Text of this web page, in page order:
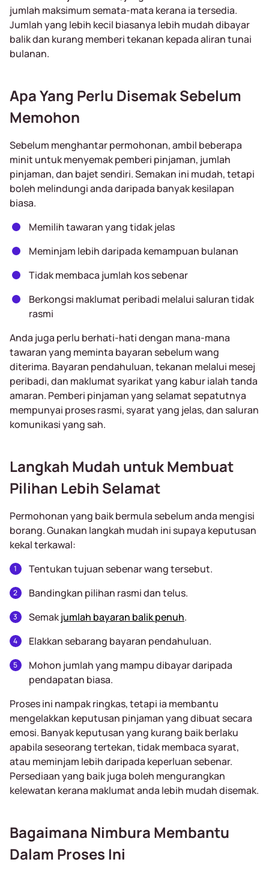
jumlah maksimum semata-mata kerana ia tersedia.
Jumlah yang lebih kecil biasanya lebih mudah dibayar
balik dan kurang memberi tekanan kepada aliran tunai
bulanan.
Apa Yang Perlu Disemak Sebelum
Memohon
Sebelum menghantar permohonan, ambil beberapa
minit untuk menyemak pemberi pinjaman, jumlah
pinjaman, dan bajet sendiri. Semakan ini mudah, tetapi
boleh melindungi anda daripada banyak kesilapan
biasa.
Memilih tawaran yang tidak jelas
Meminjam lebih daripada kemampuan bulanan
Tidak membaca jumlah kos sebenar
Berkongsi maklumat peribadi melalui saluran tidak
rasmi
Anda juga perlu berhati-hati dengan mana-mana
tawaran yang meminta bayaran sebelum wang
diterima. Bayaran pendahuluan, tekanan melalui mesej
peribadi, dan maklumat syarikat yang kabur ialah tanda
amaran. Pemberi pinjaman yang selamat sepatutnya
mempunyai proses rasmi, syarat yang jelas, dan saluran
komunikasi yang sah.
Langkah Mudah untuk Membuat
Pilihan Lebih Selamat
Permohonan yang baik bermula sebelum anda mengisi
borang. Gunakan langkah mudah ini supaya keputusan
kekal terkawal:
Tentukan tujuan sebenar wang tersebut.
Bandingkan pilihan rasmi dan telus.
Semakjumlah bayaran balik penuh.
Elakkan sebarang bayaran pendahuluan.
Mohon jumlah yang mampu dibayar daripada
pendapatan biasa.
Proses ini nampak ringkas, tetapi ia membantu
mengelakkan keputusan pinjaman yang dibuat secara
emosi. Banyak keputusan yang kurang baik berlaku
apabila seseorang tertekan, tidak membaca syarat,
atau meminjam lebih daripada keperluan sebenar.
Persediaan yang baik juga boleh mengurangkan
kelewatan kerana maklumat anda lebih mudah disemak.
Bagaimana Nimbura Membantu
Dalam Proses Ini